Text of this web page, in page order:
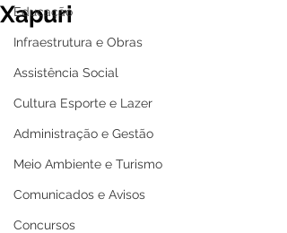
Educação
Infraestrutura e Obras
Assistência Social
Cultura Esporte e Lazer
Administração e Gestão
Meio Ambiente e Turismo
Comunicados e Avisos
Concursos
Xapuri